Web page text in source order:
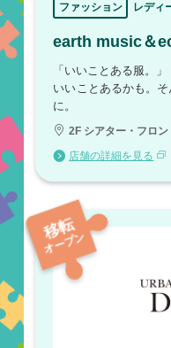
ファッション レディ
earth music＆
「いいことある服。」
いいことあるかも。
に。​
2F シアター・フロン
店舗の詳細を見る
移転
オープン